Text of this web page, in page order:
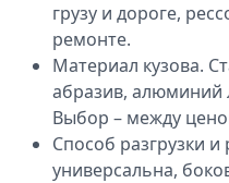
грузу и дороге,
ремонте.
Материал кузова.
абразив, алюминий
Выбор – между
Способ разгрузки и
универсальна,